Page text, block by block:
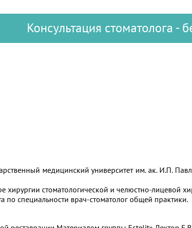
Консультация стоматолога -
медицинский университет им. ак. И.П.
хирургии стоматологической и челюстно-лицевой
по специальности врач-стоматолог общей практики.